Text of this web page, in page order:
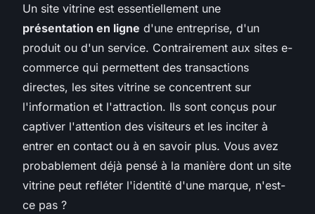
Un site vitrine est essentiellement une
présentation en ligne d'une entreprise, d'un
produit ou d'un service. Contrairement aux sites e-
commerce qui permettent des transactions
directes, les sites vitrine se concentrent sur
l'information et l'attraction. Ils sont conçus pour
captiver l'attention des visiteurs et les inciter à
entrer en contact ou à en savoir plus. Vous avez
probablement déjà pensé à la manière dont un site
vitrine peut refléter l'identité d'une marque, n'est-
ce pas ?